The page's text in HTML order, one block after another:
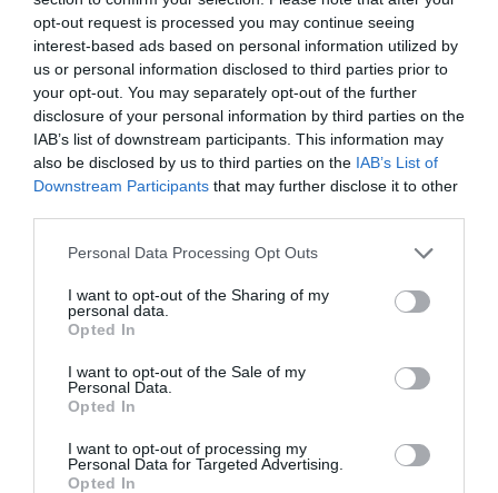
opt-out request is processed you may continue seeing
interest-based ads based on personal information utilized by
us or personal information disclosed to third parties prior to
your opt-out. You may separately opt-out of the further
disclosure of your personal information by third parties on the
IAB’s list of downstream participants. This information may
also be disclosed by us to third parties on the IAB’s List of
Downstream Participants that may further disclose it to other
Personal Data Processing Opt Outs
I want to opt-out of the Sharing of my
personal data.
Opted In
I want to opt-out of the Sale of my
Personal Data.
Opted In
I want to opt-out of processing my
Personal Data for Targeted Advertising.
Opted In
-70%
Vestido de rayón con
estampados de flores
★★★★★
★★★★★
7,49 € 24,95 €
[VESN37 ]
Ver producto
-20%
Pantalón Falda Rayón
17,99 €
Ver producto